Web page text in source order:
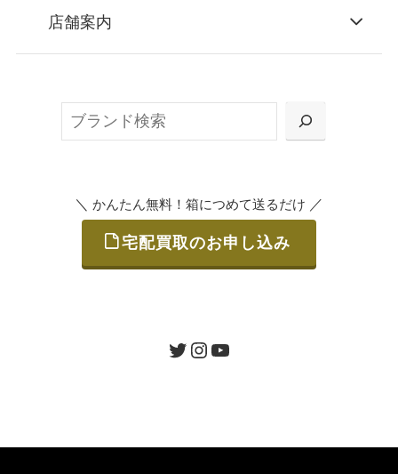
お申込み
または梱包材不要の「集荷申込」からお選び
ご発送
STEP
店舗案内
＼ かんたん無料！箱につめて送るだけ ／
宅配買取のお申し込み
ツイッターインスタグラムユーチューブ